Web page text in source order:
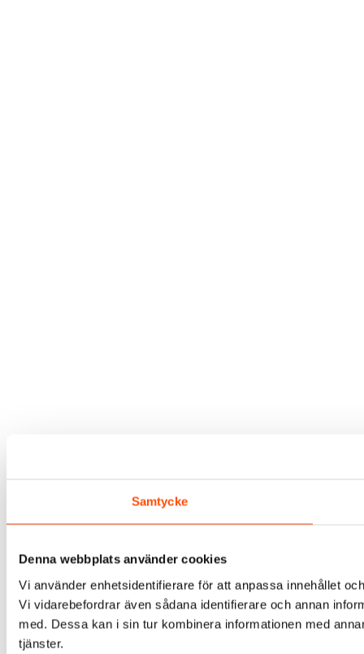
Samtycke
Denna webbplats använder cookies
Vi använder enhetsidentifierare för att anpassa innehållet
Vi vidarebefordrar även sådana identifierare och annan
med. Dessa kan i sin tur kombinera informationen med
tjänster.